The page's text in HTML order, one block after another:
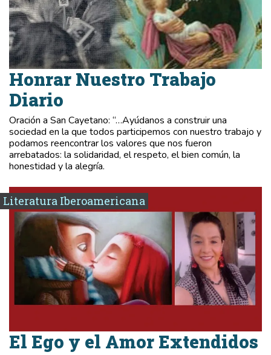
Honrar Nuestro Trabajo
Diario
Oración a San Cayetano: “…Ayúdanos a construir una
sociedad en la que todos participemos con nuestro trabajo y
podamos reencontrar los valores que nos fueron
arrebatados: la solidaridad, el respeto, el bien común, la
honestidad y la alegría.
Literatura Iberoamericana
El Ego y el Amor Extendidos